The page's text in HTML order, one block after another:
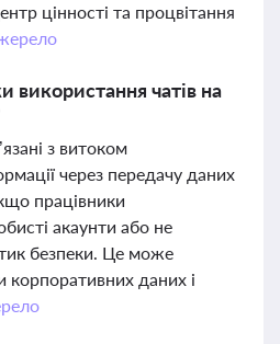
цінності та процвітання
використання чатів на
з витоком
через передачу даних
працівники
акаунти або не
безпеки. Це може
корпоративних даних і